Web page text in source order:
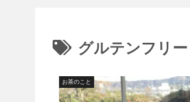
グルテンフリー
お茶のこと